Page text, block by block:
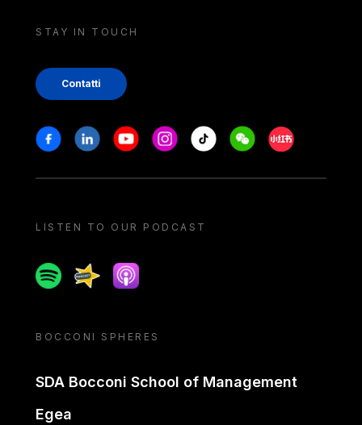
STAY IN TOUCH
Contatti
Stay in touch
FacebookLinkedinYoutubeInstagram
Tiktok WeechatXiaohongshu/
LISTEN TO OUR PODCAST
SpotifySpreakerApple podcast
BOCCONI SPHERES
SDA Bocconi School of Management
Egea